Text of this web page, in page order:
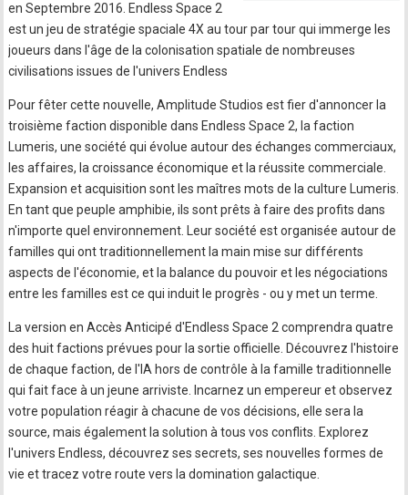
en Septembre 2016. Endless Space 2
est un jeu de stratégie spaciale 4X au tour par tour qui immerge les
joueurs dans l'âge de la colonisation spatiale de nombreuses
civilisations issues de l'univers Endless
Pour fêter cette nouvelle, Amplitude Studios est fier d'annoncer la
troisième faction disponible dans Endless Space 2, la faction
Lumeris, une société qui évolue autour des échanges commerciaux,
les affaires, la croissance économique et la réussite commerciale.
Expansion et acquisition sont les maîtres mots de la culture Lumeris.
En tant que peuple amphibie, ils sont prêts à faire des profits dans
n'importe quel environnement. Leur société est organisée autour de
familles qui ont traditionnellement la main mise sur différents
aspects de l'économie, et la balance du pouvoir et les négociations
entre les familles est ce qui induit le progrès - ou y met un terme.
La version en Accès Anticipé d'Endless Space 2 comprendra quatre
des huit factions prévues pour la sortie officielle. Découvrez l'histoire
de chaque faction, de l'IA hors de contrôle à la famille traditionnelle
qui fait face à un jeune arriviste. Incarnez un empereur et observez
votre population réagir à chacune de vos décisions, elle sera la
source, mais également la solution à tous vos conflits. Explorez
l'univers Endless, découvrez ses secrets, ses nouvelles formes de
vie et tracez votre route vers la domination galactique.